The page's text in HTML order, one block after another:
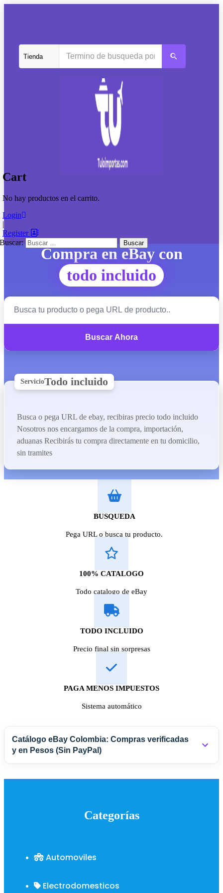
Cart
No hay productos en el carrito.
Login
|
Register
Buscar:
Compra en eBay con
todo incluido
Buscar Ahora
ServicioTodo incluido
Busca o pega URL de ebay, recibiras precio todo incluido
Nosotros nos encargamos de la compra, importación,
aduanas Recibirás tu compra directamente en tu domicilio,
sin tramites
BUSQUEDA
Pega URL o busca tu producto.
100% CATALOGO
Todo catalogo de eBay
TODO INCLUIDO
Precio final sin sorpresas
PAGA MENOS IMPUESTOS
Sistema automático
Catálogo eBay Colombia: Compras verificadas
y en Pesos (Sin PayPal)
Comprar en eBay suele requerir cuentas en dólares y
Pesos Colombianos (COP)e incluyen el producto, envío
vendedor antes de procesar tu orden para garantizar que
¿Buscas repuestos, coleccionables o artículos
Categorías
Automoviles
Electrodomesticos